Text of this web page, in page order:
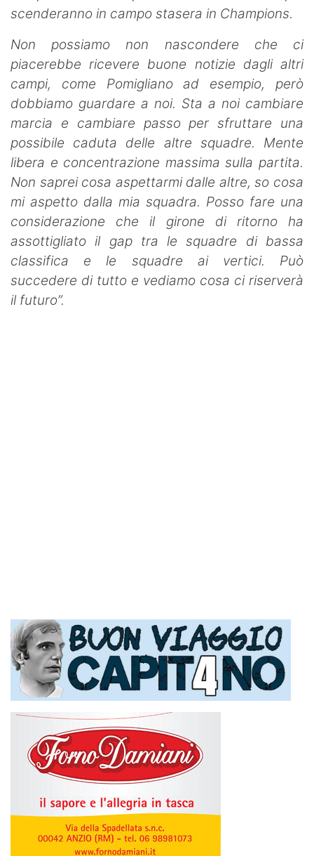
scenderanno in campo stasera in Champions.
Non possiamo non nascondere che ci
piacerebbe ricevere buone notizie dagli altri
campi, come Pomigliano ad esempio, però
dobbiamo guardare a noi. Sta a noi cambiare
marcia e cambiare passo per sfruttare una
possibile caduta delle altre squadre. Mente
libera e concentrazione massima sulla partita.
Non saprei cosa aspettarmi dalle altre, so cosa
mi aspetto dalla mia squadra. Posso fare una
considerazione che il girone di ritorno ha
assottigliato il gap tra le squadre di bassa
classifica e le squadre ai vertici. Può
succedere di tutto e vediamo cosa ci riserverà
il futuro”.